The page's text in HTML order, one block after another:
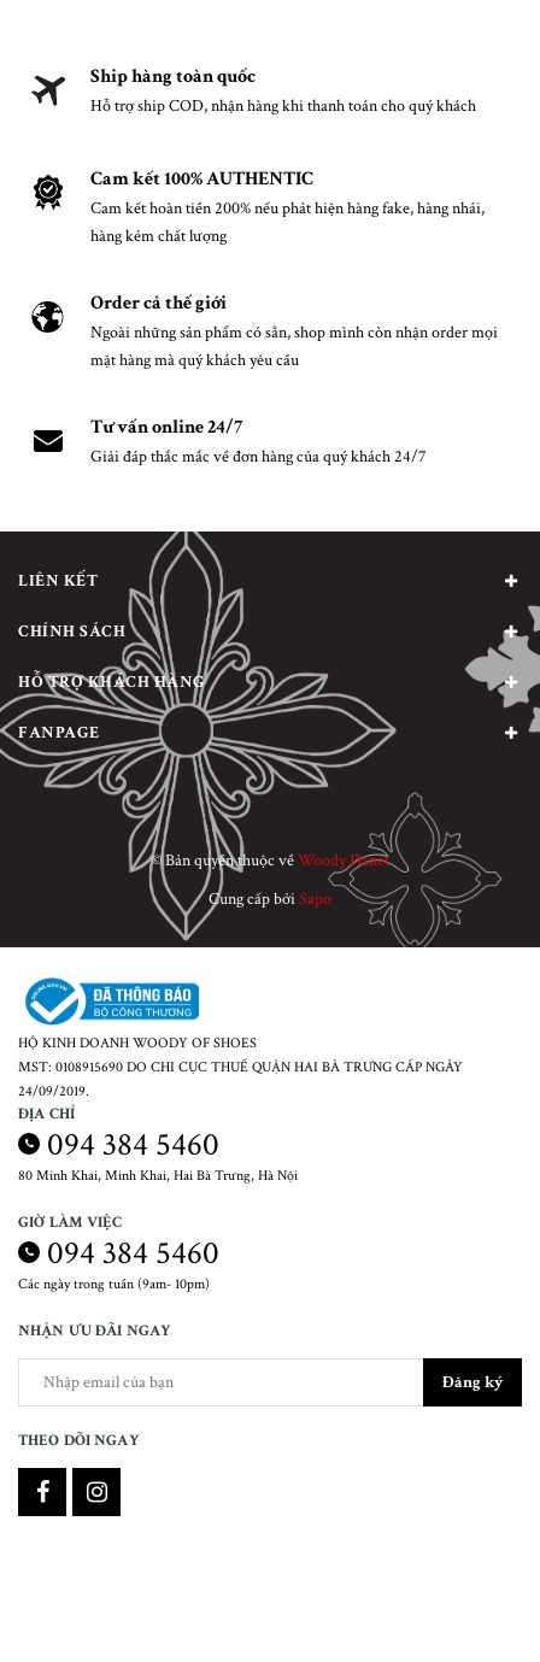
Ship hàng toàn quốc
Hỗ trợ ship COD, nhận hàng khi thanh toán cho quý khách
Cam kết 100% AUTHENTIC
Cam kết hoàn tiền 200% nếu phát hiện hàng fake, hàng nhái,
hàng kém chất lượng
Order cả thế giới
Ngoài những sản phẩm có sẵn, shop mình còn nhận order mọi
mặt hàng mà quý khách yêu cầu
Tư vấn online 24/7
Giải đáp thắc mắc về đơn hàng của quý khách 24/7
LIÊN KẾT
CHÍNH SÁCH
HỖ TRỢ KHÁCH HÀNG
FANPAGE
© Bản quyền thuộc vềWoody Planet
Cung cấp bởiSapo
HỘ KINH DOANH WOODY OF SHOES
MST: 0108915690 DO CHI CỤC THUẾ QUẬN HAI BÀ TRƯNG CẤP NGÀY
24/09/2019.
ĐỊA CHỈ
094 384 5460
80 Minh Khai, Minh Khai, Hai Bà Trưng, Hà Nội
GIỜ LÀM VIỆC
094 384 5460
Các ngày trong tuần (9am- 10pm)
NHẬN ƯU ĐÃI NGAY
Đăng ký
THEO DÕI NGAY